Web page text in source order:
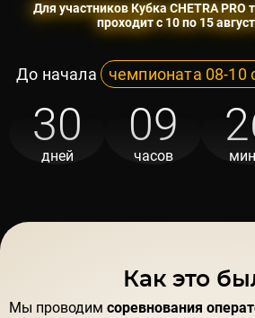
Для участников Кубка CHETRA PRO
проходит с 10 по 15
До начала чемпионата 08-10
30
дней
09
часов
Как это
Мы проводим соревнования